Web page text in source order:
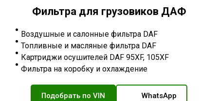
Фильтра для грузовиков ДАФ
Воздушные и салонные фильтра DAF
Топливные и масляные фильтра DAF
Картриджи осушителей DAF 95XF, 105XF
Фильтра на коробку и охлаждение
Подобрать по VIN WhatsApp